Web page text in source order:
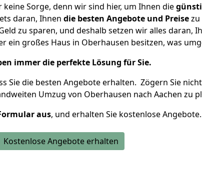
Sorge, denn wir sind hier, um Ihnen die
daran, Ihnen die besten Angebote und Preisezu
zu sparen, und deshalb setzen wir alles daran,
ein großes Haus in Oberhausen besitzen, was
immer die perfekte Lösung für Sie.
Sie die besten Angebote erhalten. Zögern Sie
Umzug von Oberhausen nach Aachen zu
aus, und erhalten Sie kostenlose Angebote.
Kostenlose Angebote erhalten